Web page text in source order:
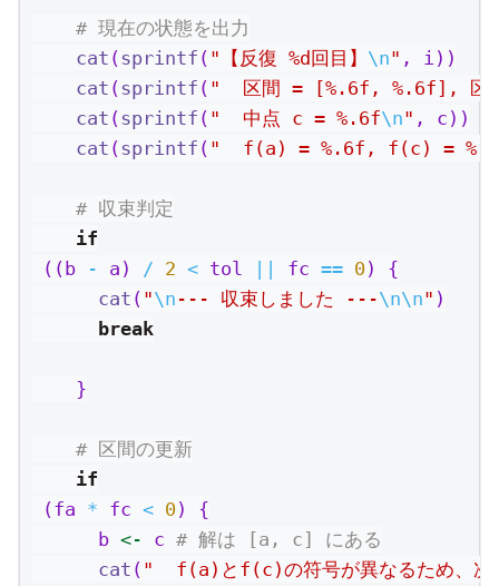
# 現在の状態を出力
cat (sprintf ( "【反復 %d回目】 \n" , i))
cat (sprintf ( "  区間 = [%.6f, %.6f], 区
cat (sprintf ( "  中点 c = %.6f\n" , c))
cat (sprintf ( "  f(a) = %.6f, f(c) =
# 収束判定
if
((b
- a) / 2 < tol || fc == 0) {
cat ( "\n --- 収束しました ---\n\n" )
break
    }
# 区間の更新
if
(fa * fc < 0) {
      b
<- c # 解は [a, c] にある
cat ( "  f(a)とf(c)の符号が異なるため、